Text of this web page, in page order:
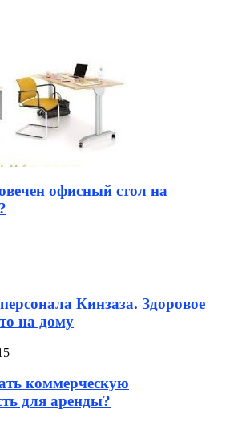
офисный стол на
Кинзаза. Здоровое
на дому
коммерческую
для аренды?